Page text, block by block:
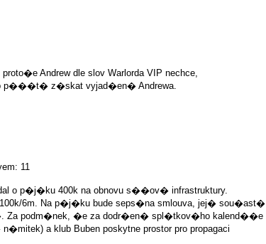
Andrew dle slov Warlorda VIP nechce,
z�skat vyjad�en� Andrewa.
11
o p�j�ku 400k na obnovu s��ov� infrastruktury.
6m. Na p�j�ku bude seps�na smlouva, jej� sou�ast�
Za podm�nek, �e za dodr�en� spl�tkov�ho kalend��e
a klub Buben poskytne prostor pro propagaci